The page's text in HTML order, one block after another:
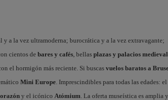
a la vez ultramoderna; burocrática y a la vez extravagante;
cientos de bares y cafés, bellas plazas y palacios
el hormigón más reciente. Si buscasvuelos baratos a
Mini Europe. Imprescindibles para todas las edades: el
y el icónico Atómium. La oferta museística es amplia y